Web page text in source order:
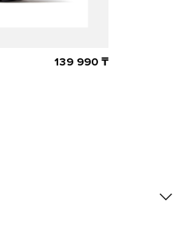
139 990₸